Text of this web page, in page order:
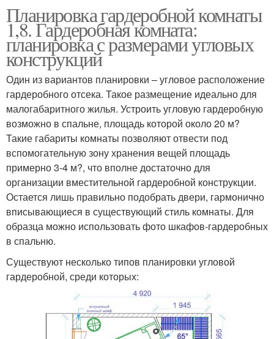
Планировка гардеробной комнаты
1,8. Гардеробная комната:
планировка с размерами угловых
конструкций
Один из вариантов планировки – угловое расположение
гардеробного отсека. Такое размещение идеально для
малогабаритного жилья. Устроить угловую гардеробную
возможно в спальне, площадь которой около 20 м?
Такие габариты комнаты позволяют отвести под
вспомогательную зону хранения вещей площадь
примерно 3-4 м?, что вполне достаточно для
организации вместительной гардеробной конструкции.
Остается лишь правильно подобрать двери, гармонично
вписывающиеся в существующий стиль комнаты. Для
образца можно использовать фото шкафов-гардеробных
в спальню.
Существуют несколько типов планировки угловой
гардеробной, среди которых: